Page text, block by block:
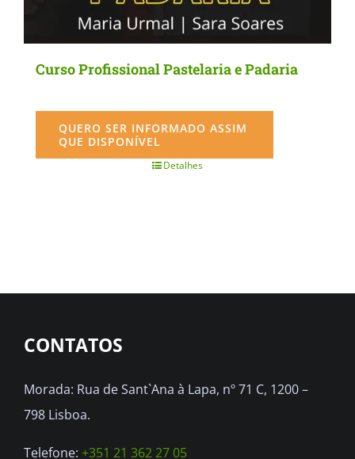
Curso Profissional Pastelaria e Padaria
QUERO SER INFORMADO ASSIM
QUE DISPONÍVEL
Detalhes
CONTATOS
Morada: Rua de Sant`Ana à Lapa, nº 71 C, 1200 –
798 Lisboa.
Telefone: +351 21 362 27 05